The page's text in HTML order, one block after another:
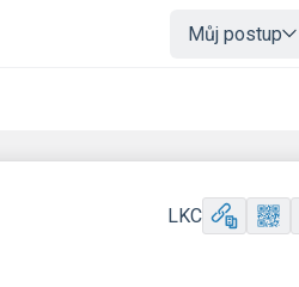
Můj postup
LKC